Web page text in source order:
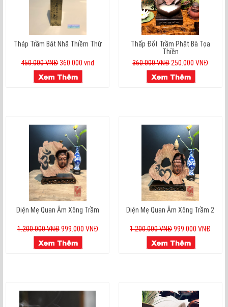
Tháp Trầm Bát Nhã Thiềm Thừ
450.000 VNĐ360.000 vnd
Thấp Đốt Trầm Phật Bà Tọa
Thiền
360.000 VNĐ250.000 VNĐ
Diện Mẹ Quan Âm Xông Trầm
1.200.000 VNĐ 999.000 VNĐ
Diện Mẹ Quan Âm Xông Trầm 2
1.200.000 VNĐ999.000 VNĐ